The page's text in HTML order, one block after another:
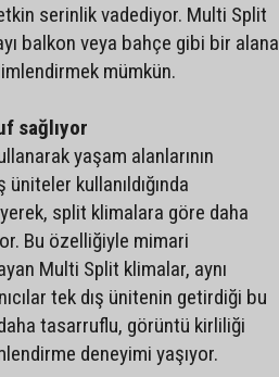
serinlik vadediyor. Multi Split
balkon veya bahçe gibi bir alana
mümkün.
sağlıyor
yaşam alanlarının
üniteler kullanıldığında
split klimalara göre daha
Bu özelliğiyle mimari
Multi Split klimalar, aynı
tek dış ünitenin getirdiği bu
tasarruflu, görüntü kirliliği
deneyimi yaşıyor.